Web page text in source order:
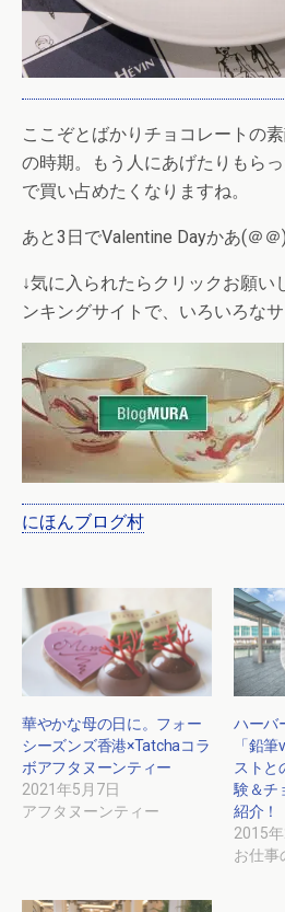
ここぞとばかりチョコレートの
の時期。もう人にあげたりもら
で買い占めたくなりますね。
あと3日でValentine Dayかあ(＠＠)
↓気に入られたらクリックお願
ンキングサイトで、いろいろな
にほんブログ村
華やかな母の日に。フォー
シーズンズ香港×Tatchaコラ
ボアフタヌーンティー
2021年5月7日
アフタヌーンティー
ハーバ
「鉛
ストと
験＆チ
紹介！
2015
お仕事